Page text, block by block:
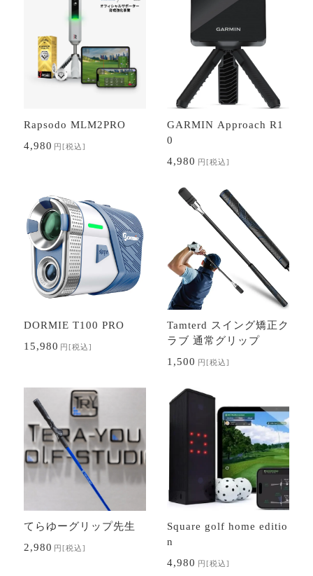
Rapsodo MLM2PRO
4,980 円[税込]
GARMIN Approach R1
0
4,980 円[税込]
DORMIE T100 PRO
15,980 円 [税込]
Tamterd スイング矯正ク
ラブ 通常グリップ
1,500 円 [税込]
てらゆーグリップ先生
2,980 円[税込]
Square golf home editio
n
4,980 円[税込]